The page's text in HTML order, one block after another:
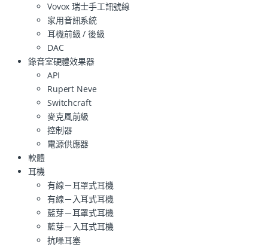
Vovox 瑞士手工訊號線
家用音訊系統
耳機前級 / 後級
DAC
錄音室硬體效果器
API
Rupert Neve
Switchcraft
麥克風前級
控制器
電源供應器
軟體
耳機
有線－耳罩式耳機
有線－入耳式耳機
藍芽－耳罩式耳機
藍芽－入耳式耳機
抗噪耳塞